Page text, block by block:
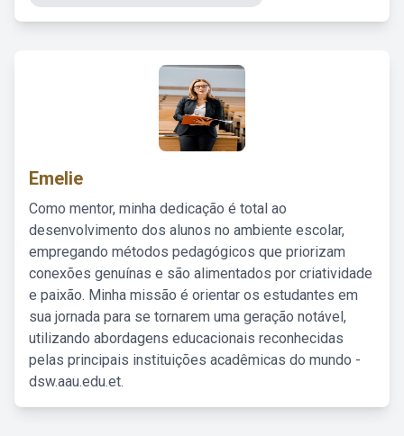
Emelie
Como mentor, minha dedicação é total ao
desenvolvimento dos alunos no ambiente escolar,
empregando métodos pedagógicos que priorizam
conexões genuínas e são alimentados por criatividade
e paixão. Minha missão é orientar os estudantes em
sua jornada para se tornarem uma geração notável,
utilizando abordagens educacionais reconhecidas
pelas principais instituições acadêmicas do mundo -
dsw.aau.edu.et.